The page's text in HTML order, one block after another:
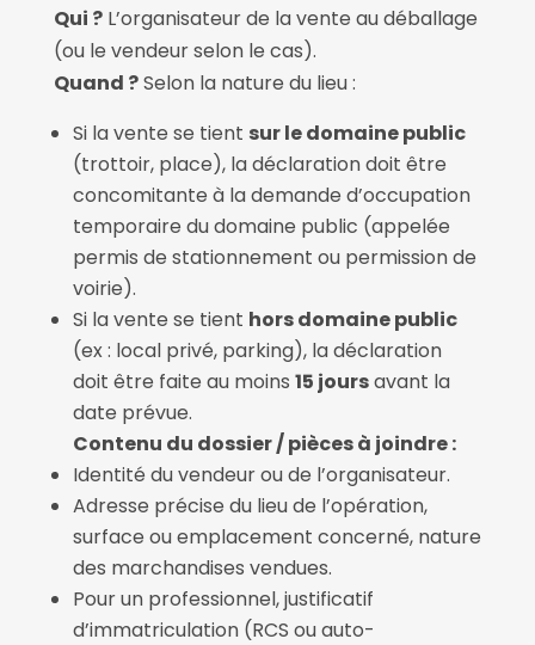
Qui ?L’organisateur de la vente au déballage
(ou le vendeur selon le cas).
Quand ?Selon la nature du lieu :
Si la vente se tient sur le domaine public
(trottoir, place), la déclaration doit être
concomitante à la demande d’occupation
temporaire du domaine public (appelée
permis de stationnement ou permission de
voirie).
Si la vente se tient hors domaine public
(ex : local privé, parking), la déclaration
doit être faite au moins 15 joursavant la
date prévue.
Contenu du dossier / pièces à joindre :
Identité du vendeur ou de l’organisateur.
Adresse précise du lieu de l’opération,
surface ou emplacement concerné, nature
des marchandises vendues.
Pour un professionnel, justificatif
d’immatriculation (RCS ou auto-